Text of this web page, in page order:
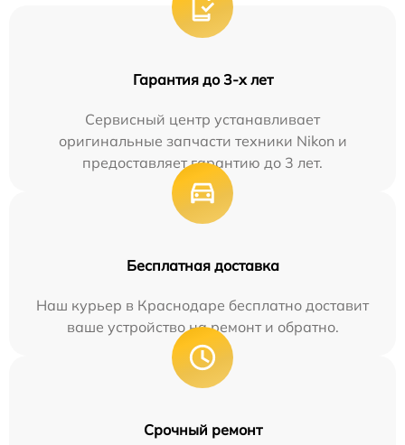
Гарантия до 3-х лет
Сервисный центр устанавливает
оригинальные запчасти техники Nikon и
предоставляет гарантию до 3 лет.
Бесплатная доставка
Наш курьер в Краснодаре бесплатно доставит
ваше устройство на ремонт и обратно.
Срочный ремонт